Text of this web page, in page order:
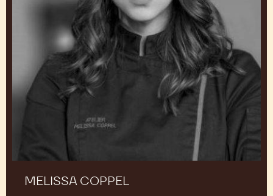
MELISSA COPPEL